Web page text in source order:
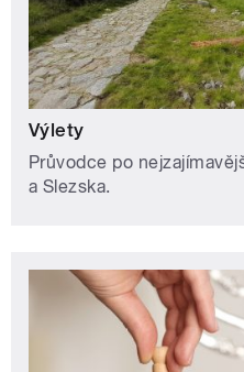
Výlety
Průvodce po
a Slezska.